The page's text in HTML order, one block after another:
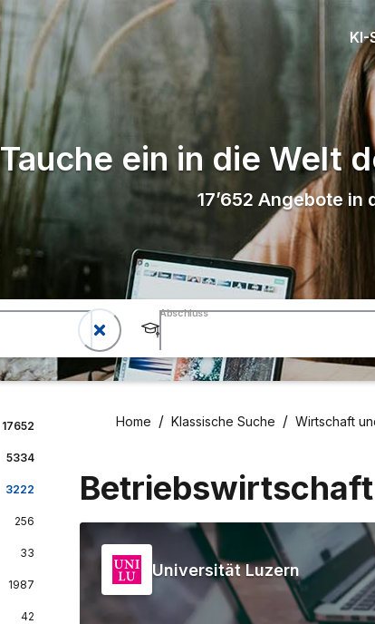
KI-
Tauche ein in die Welt
17’652 Angebote in
Abschluss
17652
5334
3222
256
33
1987
42
Home Klassische Suche Wirtschaft
Betriebswirtschaft
Universität Luzern